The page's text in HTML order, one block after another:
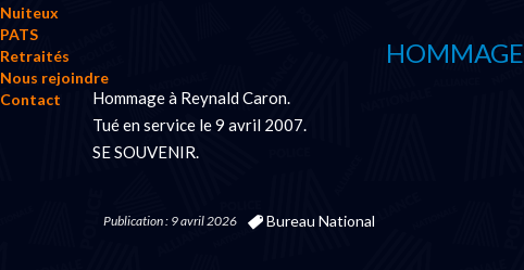
Nuiteux
PATS
Retraités
Nous rejoindre
Contact
Hommage à Reynald Caron.
Tué en service le 9 avril 2007.
SE SOUVENIR.
Publication : 9 avril 2026 Bureau National